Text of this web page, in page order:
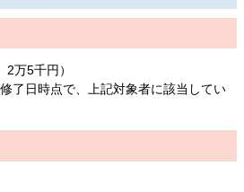
万5千円）
了日時点で、上記対象者に該当してい